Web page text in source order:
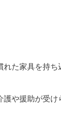
れた家具を持ち
や援助が受け